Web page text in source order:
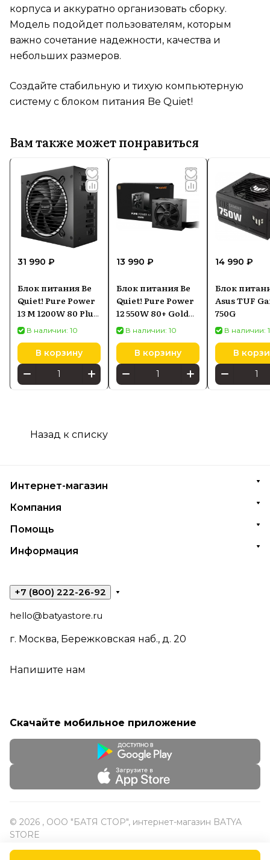
корпуса и аккуратно организовать сборку.
Модель подойдет пользователям, которым
важно сочетание надежности, качества и
небольших размеров.
Создайте стабильную и тихую компьютерную
систему с блоком питания Be Quiet!
Вам также может понравиться
31 990 ₽
Блок питания Be
Quiet! Pure Power
13 M 1200W 80 Plus
GoldВ наличии: 10
В корзину
13 990 ₽
Блок питания Be
Quiet! Pure Power
12 550W 80+ Gold
ATX 3.1
В наличии: 10
В корзину
14 990 ₽
Блок
Asus TUF
750G
В наличии:
В
Назад к списку
Интернет-магазин
Компания
Помощь
Информация
+7 (800) 222-26-92
hello@batyastore.ru
г. Москва, Бережковская наб., д. 20
Напишите нам
Скачайте мобильное приложение
© 2026 , ООО "БАТЯ СТОР", интернет-магазин BATYA
STORE